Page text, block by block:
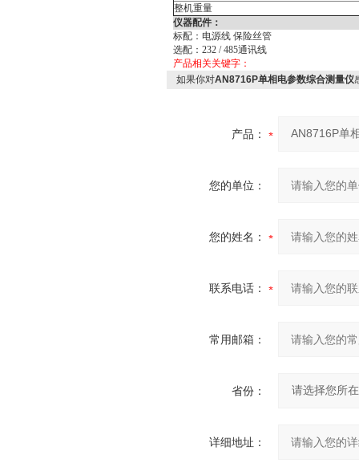
整机重量
仪器配件：
标配：电源线 保险丝管
选配： 232 / 485通讯线
产品相关关键字：
如果你对AN8716P单相电参数综合测量仪
产品：
您的单位：
您的姓名：
联系电话：
常用邮箱：
省份：
详细地址：